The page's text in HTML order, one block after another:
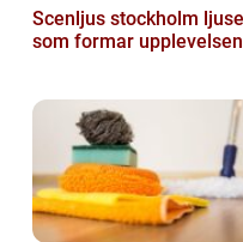
Scenljus stockholm ljuset
som formar upplevelsen